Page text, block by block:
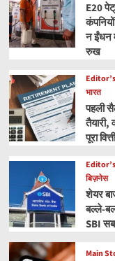
E20
न ईंधन
रुख
भारत
पहली
पूरा
बिज़नेस
शेयर
बल्ले-
SBI
Main